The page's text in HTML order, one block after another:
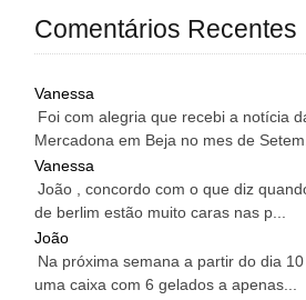
Comentários Recentes
Vanessa
Foi com alegria que recebi a notícia
Mercadona em Beja no mes de
Vanessa
João , concordo com o que diz
de berlim estão muito caras nas p...
João
Na próxima semana a partir do dia
uma caixa com 6 gelados a apenas...